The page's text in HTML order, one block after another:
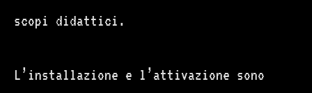
scopi didattici.
L’installazione e l’attivazione sono